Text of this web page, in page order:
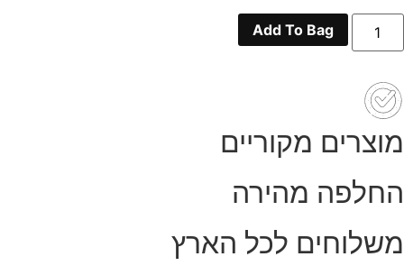
כמות
IG0IG02125
Add To Bag
מוצרים מקוריים
החלפה מהירה
משלוחים לכל הארץ